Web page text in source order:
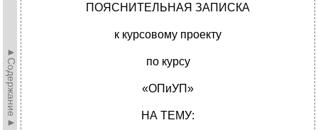
►Содержание►
ПОЯСНИТЕЛЬНАЯ ЗАПИСКА
к курсовому проекту
по курсу
«ОПиУП»
НА ТЕМУ: